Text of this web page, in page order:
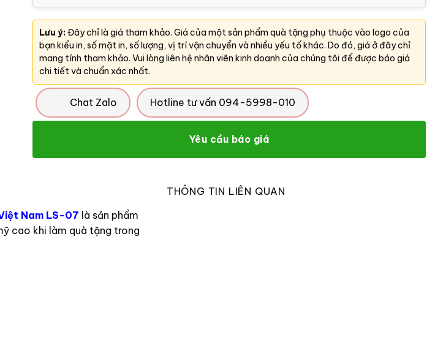
Lưu ý:Đây chỉ là giá tham khảo. Giá của một sản phẩm quà tặng phụ thuộc vào logo của
bạn kiểu in, số mặt in, số lượng, vị trí vận chuyển và nhiều yếu tố khác. Do đó, giá ở đây chỉ
mang tính tham khảo. Vui lòng liên hệ nhân viên kinh doanh của chúng tôi để được báo giá
chi tiết và chuẩn xác nhất.
Chat Zalo Hotline tư vấn 094-5998-010
Yêu cầu báo giá
Nam LS-07 là sản phẩm
cao khi làm quà tặng trong
THÔNG TIN LIÊN QUAN